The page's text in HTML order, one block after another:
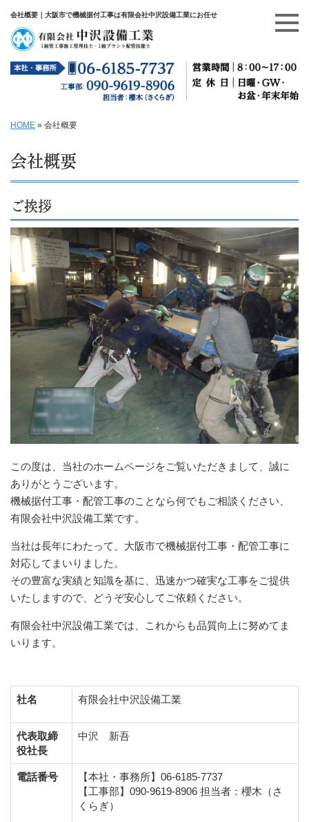
会社概要｜大阪市で機械据付工事は有限会社中沢設備工業にお任せ
HOME » 会社概要
会社概要
ご挨拶
この度は、当社のホームページをご覧いただきまして、誠に
ありがとうございます。
機械据付工事・配管工事のことなら何でもご相談ください、
有限会社中沢設備工業です。
当社は長年にわたって、大阪市で機械据付工事・配管工事に
対応してまいりました。
その豊富な実績と知識を基に、迅速かつ確実な工事をご提供
いたしますので、どうぞ安心してご依頼ください。
有限会社中沢設備工業では、これからも品質向上に努めてま
いります。
社名 有限会社中沢設備工業
代表取締
役社長
中沢 新吾
電話番号
【本社・事務所】06-6185-7737
【工事部】090-9619-8906 担当者：櫻木（さ
くらぎ）